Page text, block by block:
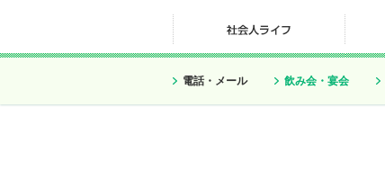
電話・メール 飲み会・宴会